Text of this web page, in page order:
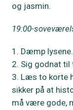
og jasmin.
19:00-
Dæmp lysene.
Sig godnat til
Læs to korte
sikker på at
må være gode,